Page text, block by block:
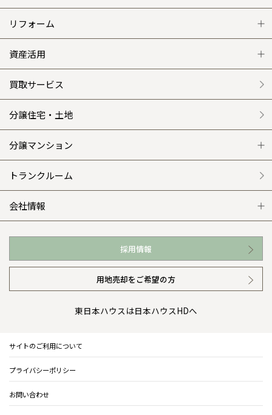
注文住宅 トップ
グレートステージ
クレステージ
施工事例
平屋の家
外観・インテリア集
WEB住宅展示場
お近くの展示場
イベント情報
住まいのコラム
リフォーム
リフォーム トップ
リフォームメニュー
選ばれる理由
リフォームの流れ
介護保険利用で快適リフォーム
カタログ請求（無料）
資産活用
資産活用 トップ
賃貸併用住宅のメリット
安心のサポートシステム
商品紹介
展示場案内
買取サービス
分譲住宅・土地
分譲マンション
分譲マンション トップ
ワザックとは
高い信頼性
安心の管理体制
トランクルーム
会社情報
会社情報 トップ
ニュースリリース
会社概要
採用情報
用地売却をご希望の方
東日本ハウスは日本ハウスHDへ
サイトのご利用について
プライバシーポリシー
お問い合わせ